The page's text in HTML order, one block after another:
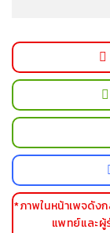
*ภาพในหน้าเพจดัง
แพทย์และผู้